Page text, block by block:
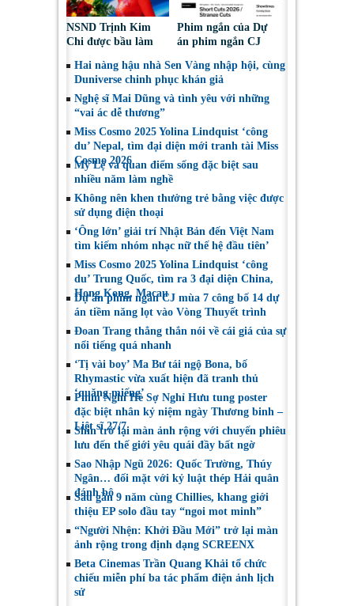
NSND Trịnh Kim
Chi được bầu làm
Nghệ sĩ Sân khấu
Việt Nam
Phim ngắn của Dự
án phim ngắn CJ
tại LHP quốc tế
Toronto 2026
Hai nàng hậu nhà Sen Vàng nhập hội, cùng
Duniverse chinh phục khán giả
Nghệ sĩ Mai Dũng và tình yêu với những
“vai ác dễ thương”
Miss Cosmo 2025 Yolina Lindquist ‘công
du’ Nepal, tìm đại diện mới tranh tài Miss
Cosmo 2026
Mỹ Lệ và quan điểm sống đặc biệt sau
nhiều năm làm nghề
Không nên khen thưởng trẻ bằng việc được
sử dụng điện thoại
‘Ông lớn’ giải trí Nhật Bản đến Việt Nam
tìm kiếm nhóm nhạc nữ thế hệ đầu tiên’
Miss Cosmo 2025 Yolina Lindquist ‘công
du’ Trung Quốc, tìm ra 3 đại diện China,
Hong Kong, Macau
Dự án phim ngắn CJ mùa 7 công bố 14 dự
án tiềm năng lọt vào Vòng Thuyết trình
Đoan Trang thẳng thắn nói về cái giá của sự
nổi tiếng quá nhanh
‘Tị vài boy’ Ma Bư tái ngộ Bona, bố
Rhymastic vừa xuất hiện đã tranh thủ
‘quăng miếng’
Phim Nghỉ Hè Sợ Nghỉ Hưu tung poster
đặc biệt nhân kỷ niệm ngày Thương binh –
Liệt sĩ 27/7
Shin trở lại màn ảnh rộng với chuyến phiêu
lưu đến thế giới yêu quái đầy bất ngờ
Sao Nhập Ngũ 2026: Quốc Trường, Thúy
Ngân… đối mặt với kỷ luật thép Hải quân
đánh bộ
Sau gần 9 năm cùng Chillies, khang giới
thiệu EP solo đầu tay “ngoi mot minh”
“Người Nhện: Khởi Đầu Mới” trở lại màn
ảnh rộng trong định dạng SCREENX
Beta Cinemas Trần Quang Khải tổ chức
chiếu miễn phí ba tác phẩm điện ảnh lịch
sử